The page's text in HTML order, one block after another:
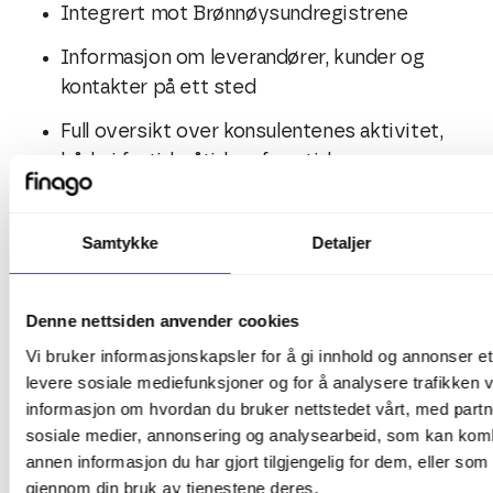
Samtykke Detaljer
Denne nettsiden anvender cookies
Vi bruker informasjonskapsler for å gi innhold og annonser
levere sosiale mediefunksjoner og for å analysere trafikken
informasjon om hvordan du bruker nettstedet vårt, med
sosiale medier, annonsering og analysearbeid, som kan
annen informasjon du har gjort tilgjengelig for dem, eller
gjennom din bruk av tjenestene deres.
Integrert mot Brønnøysundregistrene
Informasjon om leverandører, kunder og
kontakter på ett sted
Full oversikt over konsulentenes aktivitet,
både i fortid, nåtid og fremtid
behov
Få enkel tilgang fra mobilVed å samle all
grunnlag for å skreddersy kommunikasjon,
ta bedre beslutninger, vinne flere salg og
oppnå gode mersalg. Med et bredt
spekter av funksjonaliteter i systemet er
det enkelt å lykkes med gode